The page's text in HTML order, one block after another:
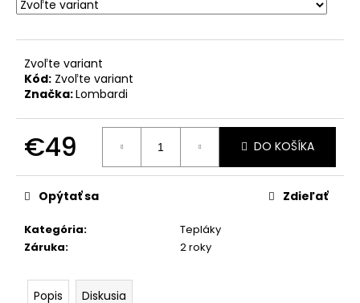
Zvoľte variant
Kód: Zvoľte variant
Značka:Lombardi
€49
cena:
DO KOŠÍKA
Kategória:
Tepláky
Záruka: 2 roky
Opýtať sa Zdieľať
Popis Diskusia
203724
€79,50